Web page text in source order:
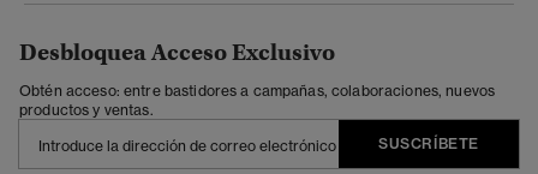
Desbloquea Acceso Exclusivo
Obtén acceso: entre bastidores a campañas, colaboraciones, nuevos
productos y ventas.
SUSCRÍBETE